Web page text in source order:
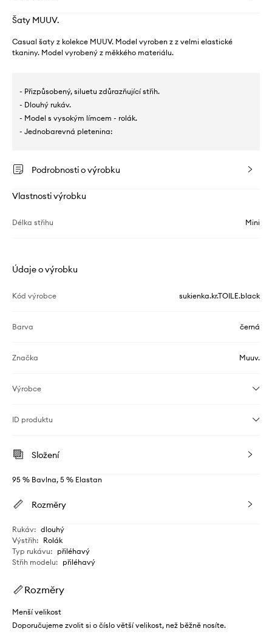
Šaty MUUV.
Casual šaty z kolekce MUUV. Model vyroben z z velmi elastické
tkaniny. Model vyrobený z měkkého materiálu.
- Přizpůsobený, siluetu zdůrazňující střih.
- Dlouhý rukáv.
- Model s vysokým límcem - rolák.
- Jednobarevná pletenina:
Podrobnosti o výrobku
Vlastnosti výrobku
Délka střihu Mini
Údaje o výrobku
Kód výrobce sukienka.kr.TOILE.black
Barva černá
Značka Muuv.
Výrobce
ID produktu
Složení
95 % Bavlna, 5 % Elastan
Rozměry
Rukáv: dlouhý
Výstřih: Rolák
Typ rukávu: přiléhavý
Střih modelu: přiléhavý
Rozměry
Menší velikost
Doporučujeme zvolit si o číslo větší velikost, než běžně nosíte.